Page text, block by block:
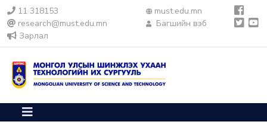
11 318153
research@must.edu.mn
Зарлал
must.edu.mn
Багшийн вэб